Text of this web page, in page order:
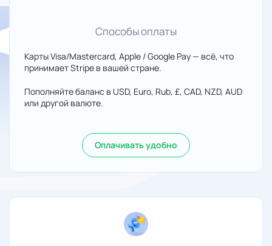
Способы оплаты
Карты Visa/Mastercard, Apple / Google Pay — всё, что
принимает Stripe в вашей стране.
Пополняйте баланс в USD, Euro, Rub, £, CAD, NZD, AUD
или другой валюте.
Оплачивать удобно